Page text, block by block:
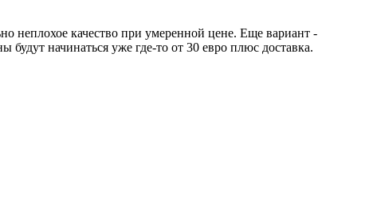
неплохое качество при умеренной цене. Еще вариант -
начинаться уже где-то от 30 евро плюс доставка.